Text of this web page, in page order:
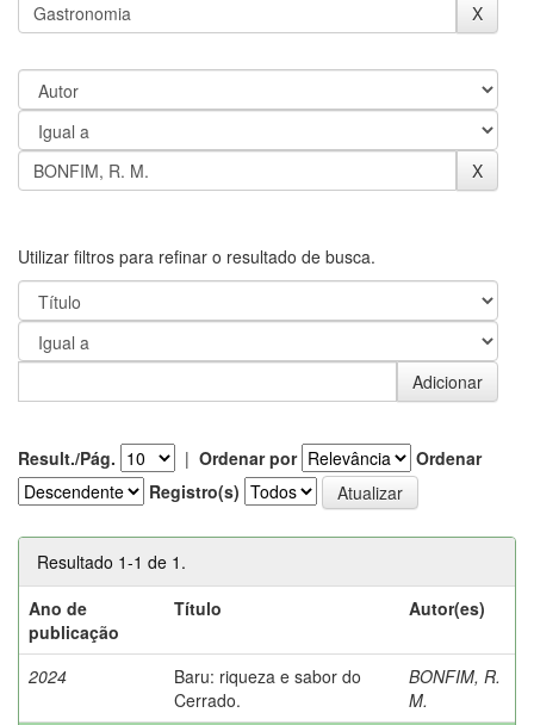
Utilizar filtros para refinar o resultado de busca.
Result./Pág. | Ordenar por
Ordenar
Registro(s)
Resultado 1-1 de 1.
Ano de
publicação
Título Autor(es)
2024
Baru: riqueza e sabor do
Cerrado.
BONFIM, R.
M.